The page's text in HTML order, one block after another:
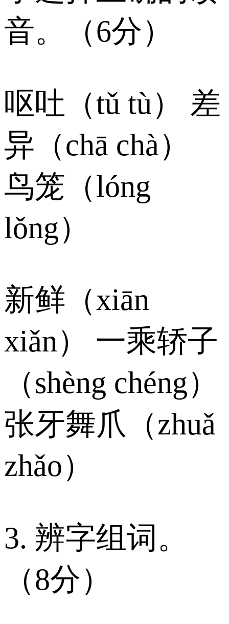
音。（6分）
呕吐（tǔ tù） 差
异（chā chà）
鸟笼（lóng
lǒng）
新鲜（xiān
xiǎn） 一乘轿子
（shèng chéng）
张牙舞爪（zhuǎ
zhǎo）
3. 辨字组词。
（8分）